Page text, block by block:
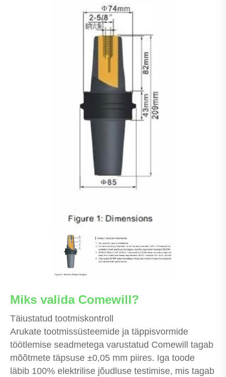
Miks valida Comewill?
Täiustatud tootmiskontroll
Arukate tootmissüsteemide ja täppisvormide
töötlemise seadmetega varustatud Comewill tagab
mõõtmete täpsuse ±0,05 mm piires. Iga toode
läbib 100% elektrilise jõudluse testimise, mis tagab